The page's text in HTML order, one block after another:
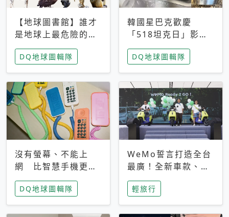
【地球圖書館】誰才
是地球上最危險的動
物？人類喜好決定哪
些動物「揹黑鍋」
DQ地球圖輯隊
韓國星巴克歡慶
「518坦克日」影射
光州民主化運動 民
眾：別在歷史傷口上
做生意
DQ地球圖輯隊
沒有螢幕、不能上
網 比智慧手機更讓
家長安心，美國孩童
瘋迷復古「有線電
話」
DQ地球圖輯隊
WeMo誓言打造全台
最廣！全新車款、獨
特香氛，共享科技迎
來新世代
輕旅行